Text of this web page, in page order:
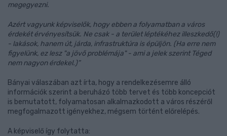
megegyezni.
Azért vagyunk képviselők, hogy ebben a folyamatban a város
érdekét érvényesítsük. Ne csak - a terület léptékéhez illeszkedő(!)
- lakások, hanem út, járda, infrastruktúra is épüljön. (Ha erre nem
figyelünk, ez lesz "a jövő problémája" - ami a jelek szerint Téged
nem nagyon érdekel.)”
Bányai válaszában azt írta, hogy a rendelkezésemre álló
információk szerint a beruházó több tervet és több koncepciót
is bemutatott, folyamatosan alkalmazkodott a város részéről
megfogalmazott igényekhez, mégsem történt előrelépés.
A képviselő így folytatta: